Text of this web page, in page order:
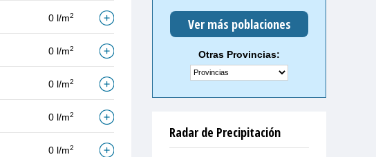
0 l/m2
0 l/m2
0 l/m2
0 l/m2
0 l/m2
Ver más poblaciones
Otras Provincias:
Radar de Precipitación